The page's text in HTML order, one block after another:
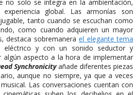
no solo se integra en la ambientación,
global. Las armonías son
tanto cuando se escuchan como
como cuando adquieren un mayor
destaca sobremanerael elegante tema
eléctrico y con un sonido seductor y
algún aspecto a la hora de implementar
Synchronicityañade diferentes piezas
aunque no siempre, ya que a veces
Las conversaciones cuentan con